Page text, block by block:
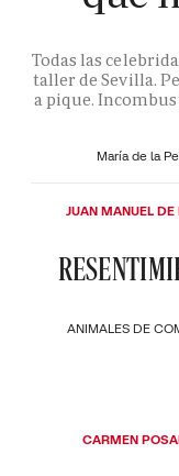
Todas las
taller de Sevilla.
a pique.
María de la
ANIMALES DE
JUAN MANUEL
CARMEN